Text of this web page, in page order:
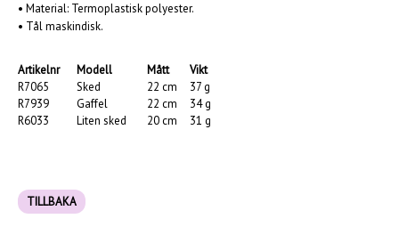
• Material: Termoplastisk polyester.
• Tål maskindisk.
Artikelnr Modell Mått
Vikt
R7065
Sked 22 cm
37 g
R7939
Gaffel 22 cm
34 g
R6033
Liten sked 20 cm 31 g
TILLBAKA